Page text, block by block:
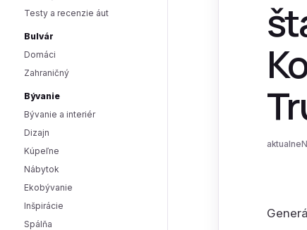
Testy a recenzie áut
Bulvár
Domáci
Zahraničný
Bývanie
Bývanie a interiér
Dizajn
Kúpeľne
Nábytok
Ekobývanie
Inšpirácie
Spálňa